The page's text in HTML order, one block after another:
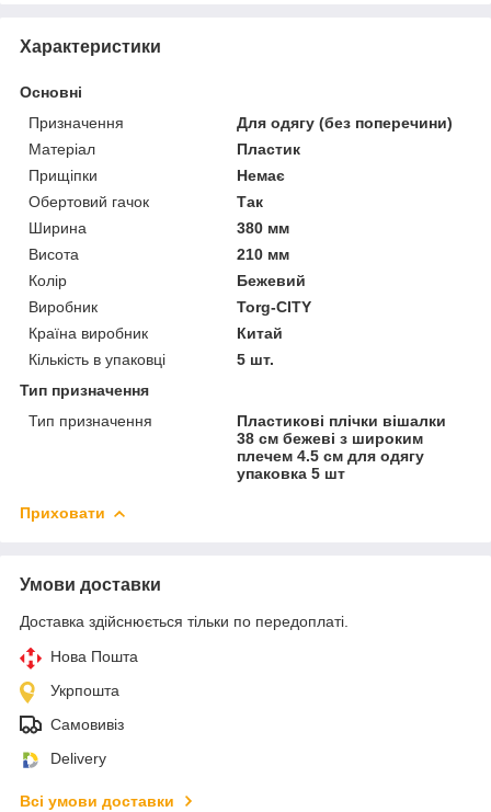
Характеристики
Основні
Призначення
Для одягу (без поперечини)
Матеріал
Пластик
Прищіпки
Немає
Обертовий гачок
Так
Ширина
380 мм
Висота
210 мм
Колір
Бежевий
Виробник
Torg-CITY
Країна виробник
Китай
Кількість в упаковці
5 шт.
Тип призначення
Тип призначення
Пластикові плічки вішалки
38 см бежеві з широким
плечем 4.5 см для одягу
упаковка 5 шт
Приховати
Умови доставки
Доставка здійснюється тільки по передоплаті.
Нова Пошта
Укрпошта
Самовивіз
Delivery
Всі умови доставки